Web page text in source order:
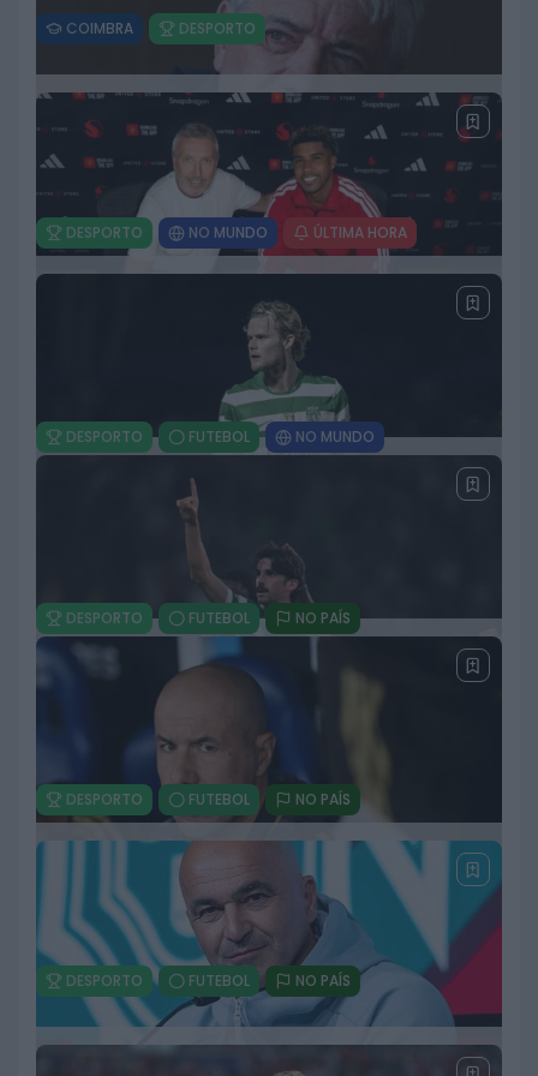
a imprensa italiana
22 DE JULHO, 2026
COIMBRA DESPORTO
Ereira Beach Volley reúne 240 atletas em
dois dias de competição na Praia Fluvial
da Ereira
21 DE JULHO, 2026
DESPORTO NO MUNDO ÚLTIMA HORA
Morreu Kevin Keegan, antiga estrela do
futebol inglês e vencedor de duas Bolas de
DESPORTO FUTEBOL NO MUNDO
Manchester United oficializa contratação
de Andrey Santos ao Chelsea
DESPORTO FUTEBOL NO PAÍS
Sporting procura novo capitão após saída
de Hjulmand: Inácio na linha da frente
13 DE JULHO, 2026
DESPORTO FUTEBOL NO PAÍS
Trincão deixa Sporting e reforça Al Ahli por
45 milhões de euros
DESPORTO FUTEBOL NO PAÍS
Jardim critica incidente no Benfica-
Flamengo após vitória brasileira: “Os
cobardes são assim, fogem”